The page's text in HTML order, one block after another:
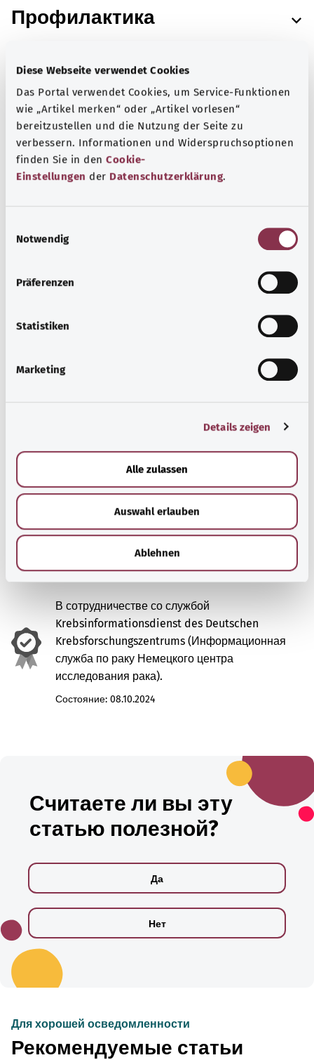
Diese Webseite verwendet Cookies
Das Portal verwendet Cookies, um Service-Funktionen
wie „Artikel merken“ oder „Artikel vorlesen“
bereitzustellen und die Nutzung der Seite zu
verbessern. Informationen und Widerspruchsoptionen
finden Sie in den Cookie-
Einstellungen der Datenschutzerklärung.
Notwendig
Präferenzen
Statistiken
Marketing
Details zeigen
Alle zulassen
Auswahl erlauben
Ablehnen
Профилактика
Раннее выявление
Диагностика
Последующее наблюдение
Повседневная жизнь
информация
Данные об источниках
В сотрудничестве со службой
Krebsinformationsdienst des Deutschen
Krebsforschungszentrums (Информационная
служба по раку Немецкого центра
исследования рака).
Состояние: 08.10.2024
Считаете ли вы эту
статью полезной?
Да
Нет
Для хорошей осведомленности
Рекомендуемые статьи